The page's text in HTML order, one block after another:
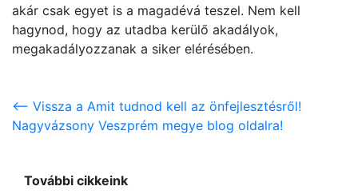
akár csak egyet is a magadévá teszel. Nem kell
hagynod, hogy az utadba kerülő akadályok,
megakadályozzanak a siker elérésében.
<-- Vissza a Amit tudnod kell az önfejlesztésről!
Nagyvázsony Veszprém megye blog oldalra!
További cikkeink